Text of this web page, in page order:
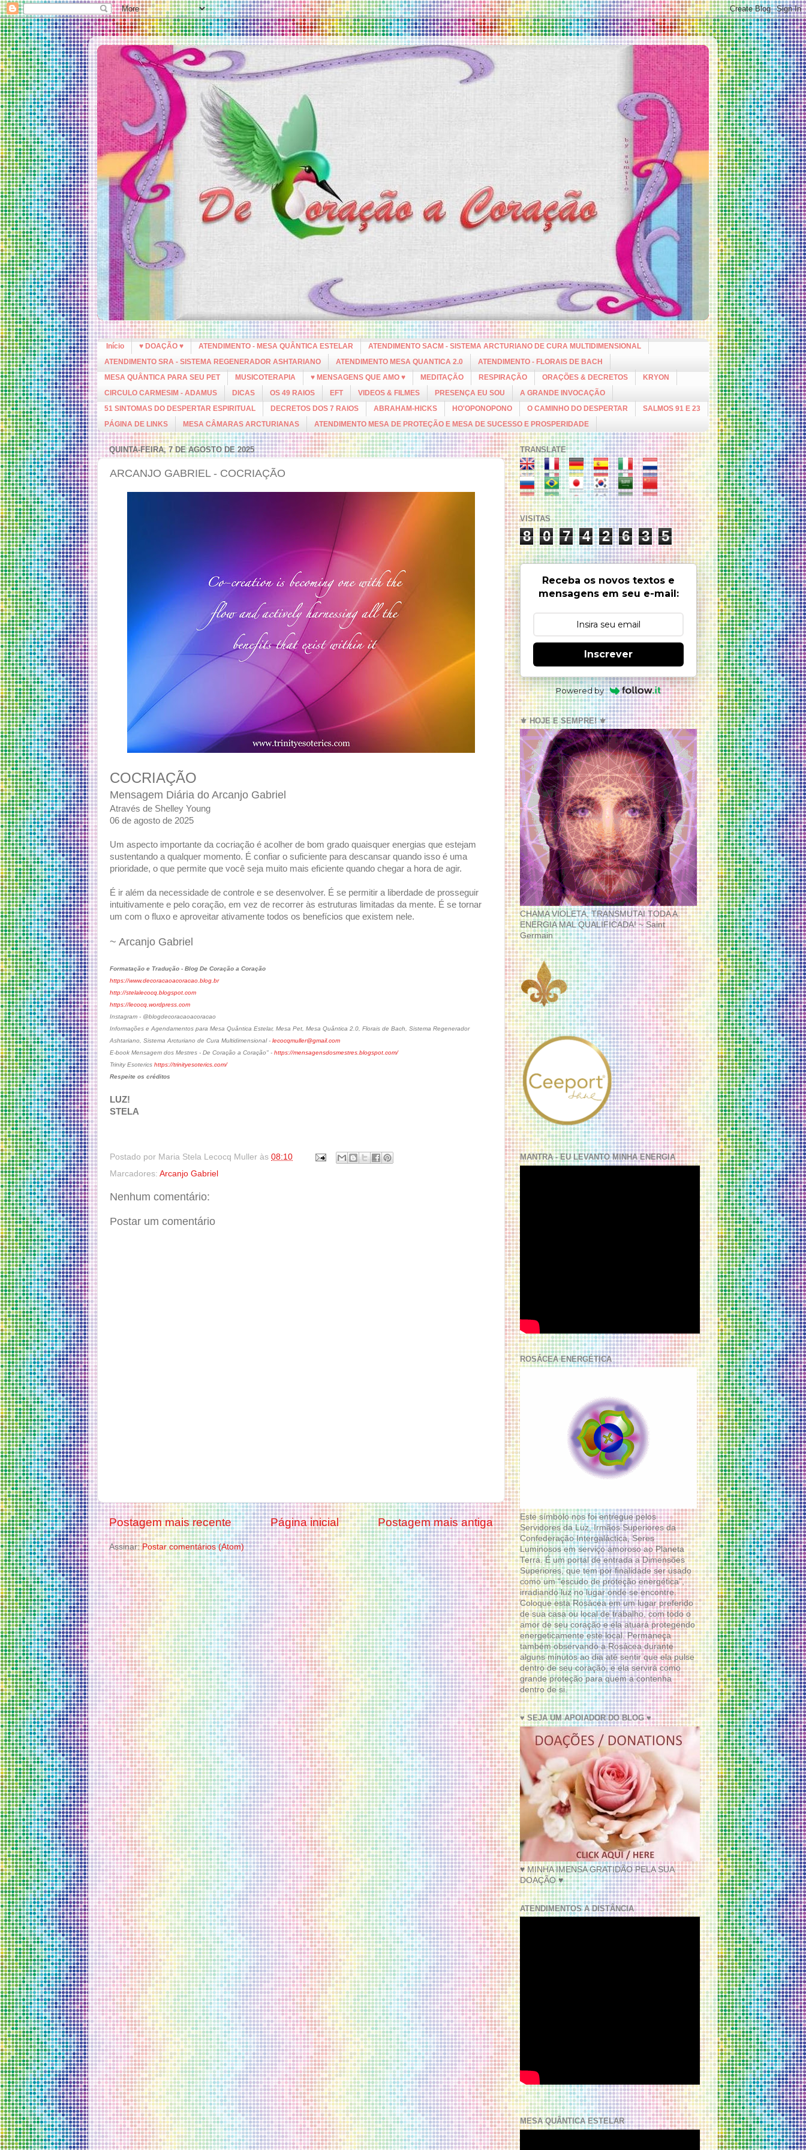
Início ♥ DOAÇÃO ♥ ATENDIMENTO - MESA QUÂNTICA ESTELAR
ATENDIMENTO SACM - SISTEMA ARCTURIANO DE CURA MULTIDIMENSIONAL
ATENDIMENTO SRA - SISTEMA REGENERADOR ASHTARIANO
ATENDIMENTO MESA QUANTICA 2.0
ATENDIMENTO - FLORAIS DE BACH
MESA QUÂNTICA PARA SEU PET
MUSICOTERAPIA ♥ MENSAGENS QUE AMO ♥ MEDITAÇÃO RESPIRAÇÃO ORAÇÕES & DECRETOS
KRYON
CIRCULO CARMESIM - ADAMUS
DICAS OS 49 RAIOS EFT VIDEOS & FILMES PRESENÇA EU SOU
A GRANDE INVOCAÇÃO
51 SINTOMAS DO DESPERTAR ESPIRITUAL
DECRETOS DOS 7 RAIOS ABRAHAM-HICKS HO'OPONOPONO O CAMINHO DO DESPERTAR
SALMOS 91 E 23
PÁGINA DE LINKS
MESA CÂMARAS ARCTURIANAS ATENDIMENTO MESA DE PROTEÇÃO E MESA DE SUCESSO E PROSPERIDADE
QUINTA-FEIRA, 7 DE AGOSTO DE 2025
ARCANJO GABRIEL - COCRIAÇÃO
COCRIAÇÃO
Mensagem Diária do Arcanjo Gabriel
Através de Shelley Young
06 de agosto de 2025
Um aspecto importante da cocriação é acolher de bom grado quaisquer energias que estejam
sustentando a qualquer momento. É confiar o suficiente para descansar quando isso é uma
prioridade, o que permite que você seja muito mais eficiente quando chegar a hora de agir.
É ir além da necessidade de controle e se desenvolver. É se permitir a liberdade de prosseguir
intuitivamente e pelo coração, em vez de recorrer às estruturas limitadas da mente. É se tornar
um com o fluxo e aproveitar ativamente todos os benefícios que existem nele.
~ Arcanjo Gabriel
Formatação e Tradução - Blog De Coração a Coração
https://www.decoracaoacoracao.blog.br
http://stelalecocq.blogspot.com
https://lecocq.wordpress.com
Instagram - @blogdecoracaoacoracao
Informações e Agendamentos para Mesa Quântica Estelar, Mesa Pet, Mesa Quântica 2.0, Florais de Bach, Sistema Regenerador
Ashtariano, Sistema Arcturiano de Cura Multidimensional - lecocqmuller@gmail.com
E-book Mensagem dos Mestres - De Coração a Coração" - https://mensagensdosmestres.blogspot.com/
Trinity Esoterics https://trinityesoterics.com/
Respeite os créditos
LUZ!
STELA
Postado por Maria Stela Lecocq Muller às 08:10
Marcadores: Arcanjo Gabriel
Nenhum comentário:
Postar um comentário
Postagem mais recente Postagem mais antiga
Página inicial
Assinar:Postar comentários (Atom)
TRANSLATE
VISITAS
8 0 7 4 2 6 3 5
Receba os novos textos e
mensagens em seu e-mail:
Inscrever
Powered by
⚜️ HOJE E SEMPRE! ⚜️
CHAMA VIOLETA, TRANSMUTAI TODA A
ENERGIA MAL QUALIFICADA! ~ Saint
Germain
MANTRA - EU LEVANTO MINHA ENERGIA
ROSÁCEA ENERGÉTICA
Este símbolo nos foi entregue pelos
Servidores da Luz, Irmãos Superiores da
Confederação Intergaláctica, Seres
Luminosos em serviço amoroso ao Planeta
Terra. É um portal de entrada a Dimensões
Superiores, que tem por finalidade ser usado
como um “escudo de proteção energética”,
irradiando luz no lugar onde se encontre.
Coloque esta Rosácea em um lugar preferido
de sua casa ou local de trabalho, com todo o
amor de seu coração e ela atuará protegendo
energeticamente este local. Permaneça
também observando a Rosácea durante
alguns minutos ao dia até sentir que ela pulse
dentro de seu coração, e ela servirá como
grande proteção para quem a contenha
dentro de si.
♥ SEJA UM APOIADOR DO BLOG ♥
♥ MINHA IMENSA GRATIDÃO PELA SUA
DOAÇÃO ♥
ATENDIMENTOS A DISTÂNCIA
MESA QUÂNTICA ESTELAR